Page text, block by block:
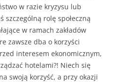
w razie kryzysu lub
szczególną rolę społeczną
w ramach zakładów
zawsze dba o korzyści
interesem ekonomicznym,
hotelami?! Niech się
swoją korzyść, a przy okazji